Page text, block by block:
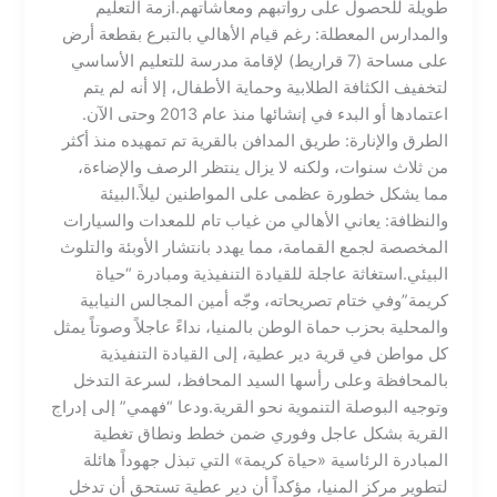
طويلة للحصول على رواتبهم ومعاشاتهم.​أزمة التعليم
والمدارس المعطلة: رغم قيام الأهالي بالتبرع بقطعة أرض
على مساحة (7 قراريط) لإقامة مدرسة للتعليم الأساسي
لتخفيف الكثافة الطلابية وحماية الأطفال، إلا أنه لم يتم
اعتمادها أو البدء في إنشائها منذ عام 2013 وحتى الآن.​
الطرق والإنارة: طريق المدافن بالقرية تم تمهيده منذ أكثر
من ثلاث سنوات، ولكنه لا يزال ينتظر الرصف والإضاءة،
مما يشكل خطورة عظمى على المواطنين ليلاً.​البيئة
والنظافة: يعاني الأهالي من غياب تام للمعدات والسيارات
المخصصة لجمع القمامة، مما يهدد بانتشار الأوبئة والتلوث
البيئي.​استغاثة عاجلة للقيادة التنفيذية ومبادرة “حياة
كريمة”​وفي ختام تصريحاته، وجّه أمين المجالس النيابية
والمحلية بحزب حماة الوطن بالمنيا، نداءً عاجلاً وصوتاً يمثل
كل مواطن في قرية دير عطية، إلى القيادة التنفيذية
بالمحافظة وعلى رأسها السيد المحافظ، لسرعة التدخل
وتوجيه البوصلة التنموية نحو القرية.​ودعا “فهمي” إلى إدراج
القرية بشكل عاجل وفوري ضمن خطط ونطاق تغطية
المبادرة الرئاسية «حياة كريمة» التي تبذل جهوداً هائلة
لتطوير مركز المنيا، مؤكداً أن دير عطية تستحق أن تدخل